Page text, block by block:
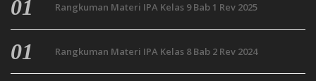
Rangkuman Materi IPA Kelas 9 Bab 1 Rev 2025
Rangkuman Materi IPA Kelas 8 Bab 2 Rev 2024